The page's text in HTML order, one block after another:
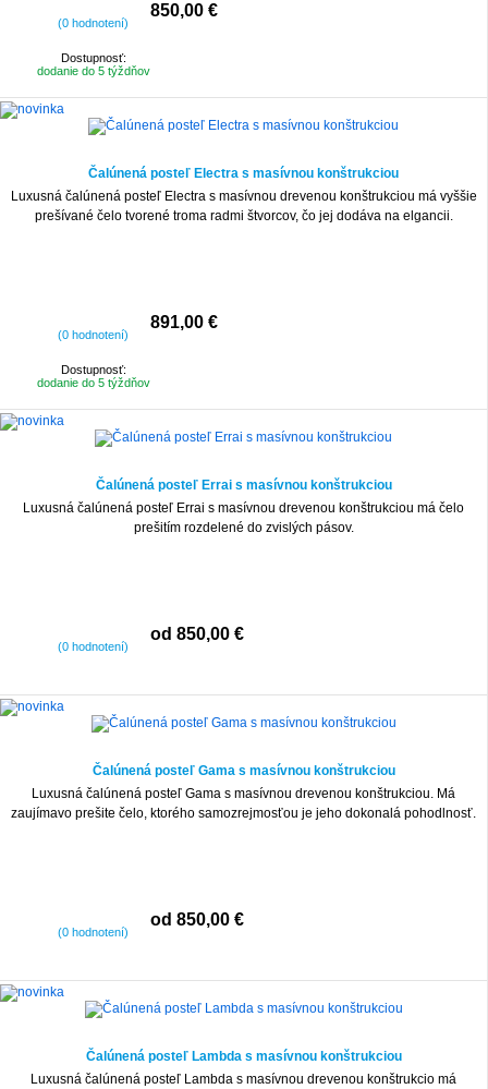
(0 hodnotení)
Dostupnosť:
dodanie do 5 týždňov
850,00 €
Čalúnená posteľ Electra s masívnou konštrukciou
Luxusná čalúnená posteľ Electra s masívnou drevenou konštrukciou má vyššie
prešívané čelo tvorené troma radmi štvorcov, čo jej dodáva na elgancii.
(0 hodnotení)
Dostupnosť:
dodanie do 5 týždňov
891,00 €
Čalúnená posteľ Errai s masívnou konštrukciou
Luxusná čalúnená posteľ Errai s masívnou drevenou konštrukciou má čelo
prešitím rozdelené do zvislých pásov.
(0 hodnotení)
od 850,00 €
Čalúnená posteľ Gama s masívnou konštrukciou
Luxusná čalúnená posteľ Gama s masívnou drevenou konštrukciou. Má
zaujímavo prešite čelo, ktorého samozrejmosťou je jeho dokonalá pohodlnosť.
(0 hodnotení)
od 850,00 €
Čalúnená posteľ Lambda s masívnou konštrukciou
Luxusná čalúnená posteľ Lambda s masívnou drevenou konštrukcio má